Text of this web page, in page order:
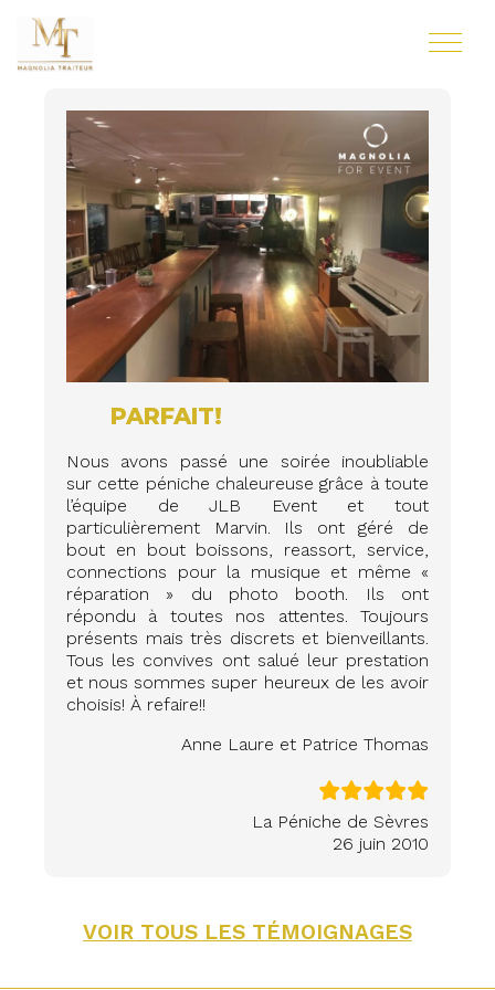
PARFAIT!
Nous avons passé une soirée inoubliable
sur cette péniche chaleureuse grâce à toute
l’équipe de JLB Event et tout
particulièrement Marvin. Ils ont géré de
bout en bout boissons, reassort, service,
connections pour la musique et même «
réparation » du photo booth. Ils ont
répondu à toutes nos attentes. Toujours
présents mais très discrets et bienveillants.
Tous les convives ont salué leur prestation
et nous sommes super heureux de les avoir
choisis! À refaire!!
Anne Laure et Patrice Thomas
La Péniche de Sèvres
26 juin 2010
VOIR TOUS LES TÉMOIGNAGES